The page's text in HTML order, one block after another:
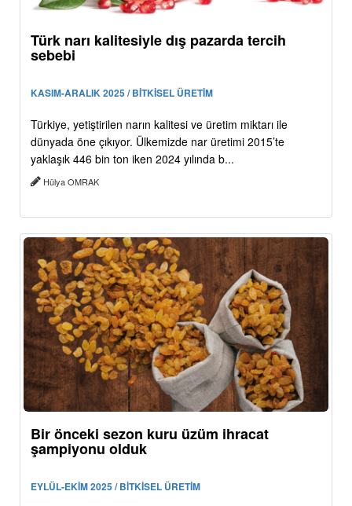
Türk narı kalitesiyle dış pazarda tercih
sebebi
KASIM-ARALIK 2025 / BİTKİSEL ÜRETİM
Türkiye, yetiştirilen narın kalitesi ve üretim miktarı ile
dünyada öne çıkıyor. Ülkemizde nar üretimi 2015’te
yaklaşık 446 bin ton iken 2024 yılında b...
Hülya OMRAK
Bir önceki sezon kuru üzüm ihracat
şampiyonu olduk
EYLÜL-EKİM 2025 / BİTKİSEL ÜRETİM